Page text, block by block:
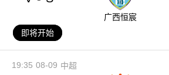
广西恒宸
即将开始
08-09
19:35 中超